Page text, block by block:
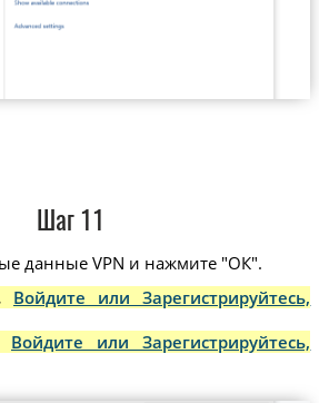
Шаг 11
данные VPN и нажмите "ОК".
Войдите или Зарегистрируйтесь,
Войдите или Зарегистрируйтесь,